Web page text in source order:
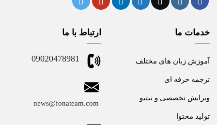
خدمات ما
آموزش زبان های مختلف
ترجمه حرفه ای
ویرایش تخصصی و نیتیو
تولید محتوا
ارتباط با ما
09020478981
news@fonateam.com